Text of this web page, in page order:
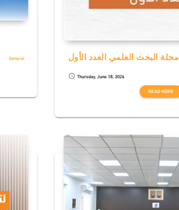
General
مجلة البحث العلمي العدد الأول
schedule Thursday, June 18, 2026
READ MORE